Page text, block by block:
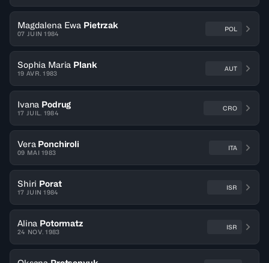
Magdalena Ewa Pietrzak
07 JUIN 1984
POL
Sophia Maria Plank
19 AVR. 1983
AUT
Ivana Podrug
17 JUIL. 1984
CRO
Vera Ponchiroli
09 MAI 1983
ITA
Shiri Porat
17 JUIN 1984
ISR
Alina Potormatz
24 NOV. 1983
ISR